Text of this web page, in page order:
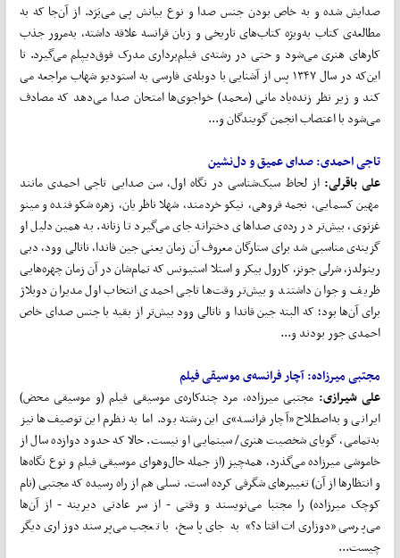
صدایش شده و به خاص بودن جنس صدا و نوع بیانش پی می‌بَرَد. از آن‌جا که به
مطالعه‌ی کتاب به‌ویژه کتاب‌های تاریخی و زبان فرانسه علاقه داشته، به‌مرور جذب
کارهای هنری می‌شود و حتی در رشته‌ی فیلم‌برداری مدرک فوق‌دیپلم می‌گیرد. تا
این‌که در سال ۱۳۴۷ پس از آشنایی با دوبله‌ی فارسی به استودیو شهاب مراجعه می
کند و زیر نظر زنده‌یاد مانی (محمد) خواجوی‌ها امتحان صدا می‌دهد که مصادف
می‌شود با اعتصاب انجمن گویندگان و...
تاجی احمدی: صدای عمیق و دل‌نشین
علی باقرلی:از لحاظ سبک‌شناسی در نگاه اول، سن صدایی تاجی احمدی مانند
مهین کسمایی، نجمه فروهی، نیکو خردمند، شهلا ناظریان، زهره شکوفنده و مینو
غزنوی، بیش‌تر در رده‌ی صداهای دخترانه جای می‌گیرد تا زنانه. به همین دلیل او
گزینه‌ی مناسبی شد برای ستارگان معروف آن زمان یعنی جین فاندا، ناتالی وود، دبی
رینولدز، شرلی جونز، کارول بیکر و استلا استیونس که تمام‌شان در آن زمان چهره‌هایی
ظریف و جوان داشتند و بیش‌تر وقت‌ها تاجی احمدی انتخاب اول مدیران دوبلاژ
برای آن‌ها بود؛ که البته جین فاندا و ناتالی وود بیش‌تر از بقیه با جنس صدای خاص
احمدی جور بودند و...
مجتبی میرزاده: آچار فرانسه‌ی موسیقی فیلم
علی شیرازی:مجتبی میرزاده، مرد چندکاره‌ی موسیقی فیلم (و موسیقی محض)
ایرانی و به‌اصطلاح «آچار فرانسه»ی این رشته بود. اما به نظرم این‌ توصیف‌ها نیز
به‌تمامی، گویای شخصیت هنری/ سینمایی او نیست. حالا که حدود دوازده سال از
خاموشی میرزاده می‌گذرد، همه‌چیز (از جمله حال‌وهوای موسیقی فیلم و نوع نگاه‌ها
و انتظارها از آن) تغییرهای شگرفی کرده است. نسلی هم از راه رسیده که مجتبی (نام
کوچک میرزاده) را مجتبا می‌نویسند و وقتی - از سر عادتی دیرینه - از آن‌ها
می‌پرسی «دوزاری‌ات افتاد؟» به جای پاسخ، با تعجب می‌پرسند دوزاری دیگر
چیست...